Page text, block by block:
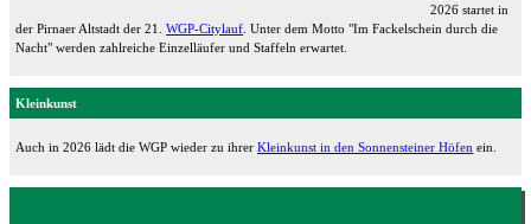
2026 startet in
der Pirnaer Altstadt der 21. WGP-Citylauf . Unter dem Motto "Im Fackelschein durch die
Nacht" werden zahlreiche Einzelläufer und Staffeln erwartet.
Kleinkunst
Auch in 2026 lädt die WGP wieder zu ihrer Kleinkunst in den Sonnensteiner Höfen ein.